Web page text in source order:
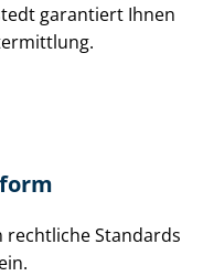
garantiert Ihnen
rechtliche Standards